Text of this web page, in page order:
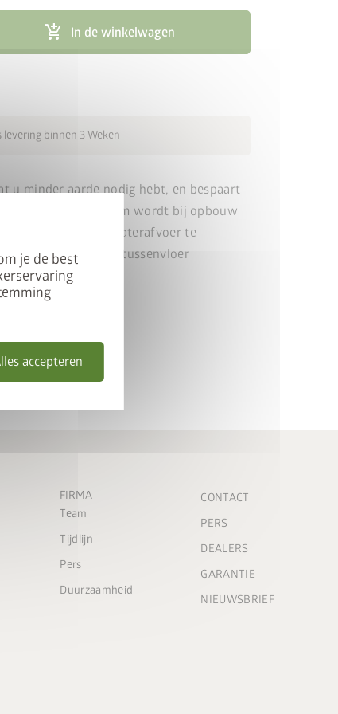
je de best
accepteren
add_shopping_cart In de winkelwagen
levering binnen 3 Weken
u minder aarde nodig hebt, en bespaart
tijd. De tussenbodem wordt bij opbouw
boven gelegd. Om waterafvoer te
voorkomen, is de tussenvloer
FIRMA
Team
Tijdlijn
Pers
Duurzaamheid
CONTACT
PERS
DEALERS
GARANTIE
NIEUWSBRIEF